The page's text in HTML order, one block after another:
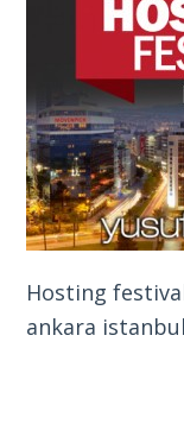
Hosting
ankara